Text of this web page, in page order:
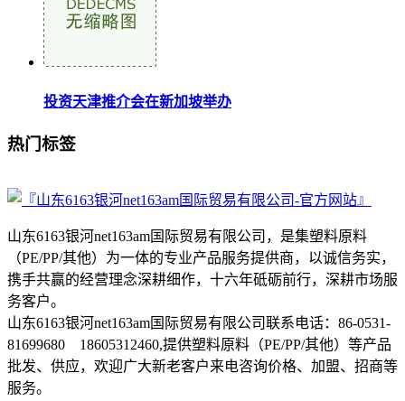
投资天津推介会在新加坡举办
热门标签
山东6163银河net163am国际贸易有限公司，是集塑料原料
（PE/PP/其他）为一体的专业产品服务提供商，以诚信务实，
携手共赢的经营理念深耕细作，十六年砥砺前行，深耕市场服
务客户。
山东6163银河net163am国际贸易有限公司联系电话：86-0531-
81699680 18605312460,提供塑料原料（PE/PP/其他）等产品
批发、供应，欢迎广大新老客户来电咨询价格、加盟、招商等
服务。